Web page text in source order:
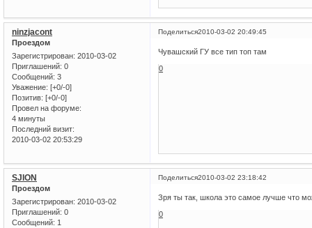
Поделиться2010-03-02 20:49:45
ninzjacont
Проездом
Зарегистрирован: 2010-03-02
Приглашений: 0
Сообщений: 3
Уважение: [+0/-0]
Позитив: [+0/-0]
Провел на форуме:
4 минуты
Последний визит:
2010-03-02 20:53:29
Чувашский ГУ все тип топ там
0
Поделиться2010-03-02 23:18:42
SJION
Проездом
Зарегистрирован: 2010-03-02
Приглашений: 0
Сообщений: 1
Зря ты так, школа это самое лучше что
0